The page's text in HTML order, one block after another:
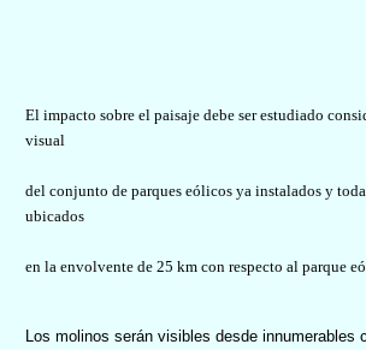
El impacto sobre el paisaje debe ser estudiado
visual
del conjunto de parques eólicos ya instalados y
ubicados
en la envolvente de 25 km con respecto al parque
Los molinos serán visibles desde innumerables